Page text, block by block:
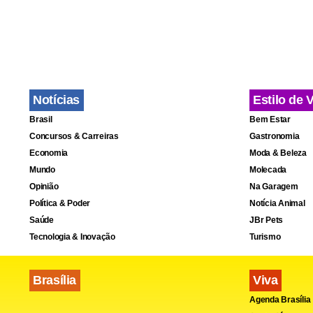
Bruto (PIB)
Newswires.
Notícias
Brasil
Concursos & Carreiras
Economia
Mundo
Opinião
Política & Poder
Saúde
Tecnologia & Inovação
Brasília
Estilo de
Bem Estar
Gastronomia
Moda & Beleza
Molecada
Na Garagem
Notícia Animal
JBr Pets
Turismo
Viva
Agenda Brasília